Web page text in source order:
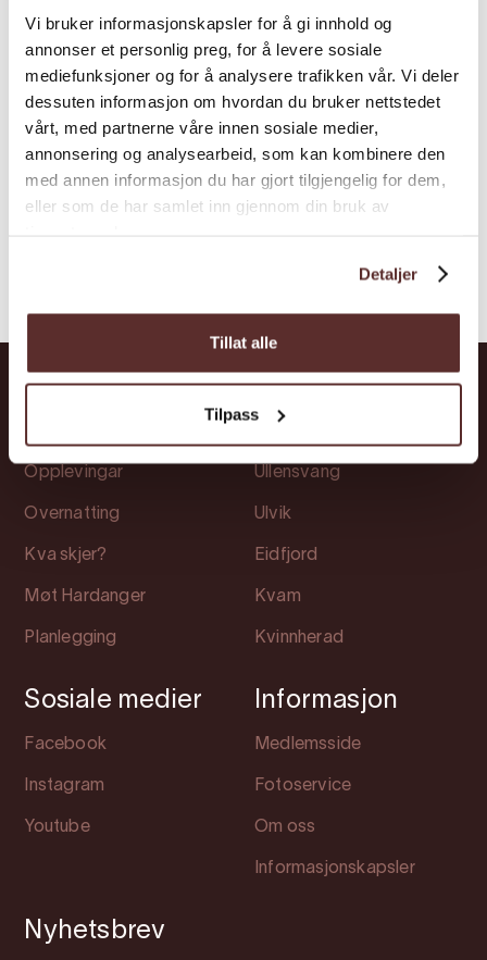
Vi bruker informasjonskapsler for å gi innhold og
annonser et personlig preg, for å levere sosiale
mediefunksjoner og for å analysere trafikken vår. Vi deler
dessuten informasjon om hvordan du bruker nettstedet
vårt, med partnerne våre innen sosiale medier,
annonsering og analysearbeid, som kan kombinere den
med annen informasjon du har gjort tilgjengelig for dem,
eller som de har samlet inn gjennom din bruk av
Detaljer
Tillat alle
Tilpass
Bli med Trolltunga Active og dei røynde
guidane deira på eit ferdigpakka
vintereventyr til Trolltunga. Pakken, som går
frå fredag til søndag, inkluderer også
trerettars middag og tre glas sider frå
Hardanger på Tro...
Opplevingar
Overnatting
Kva skjer?
Møt Hardanger
Planlegging
Stadar
Ullensvang
Ulvik
Eidfjord
Kvam
Kvinnherad
Sosiale medier
Facebook
Instagram
Youtube
Informasjon
Medlemsside
Fotoservice
Om oss
Informasjonskapsler
Nyhetsbrev